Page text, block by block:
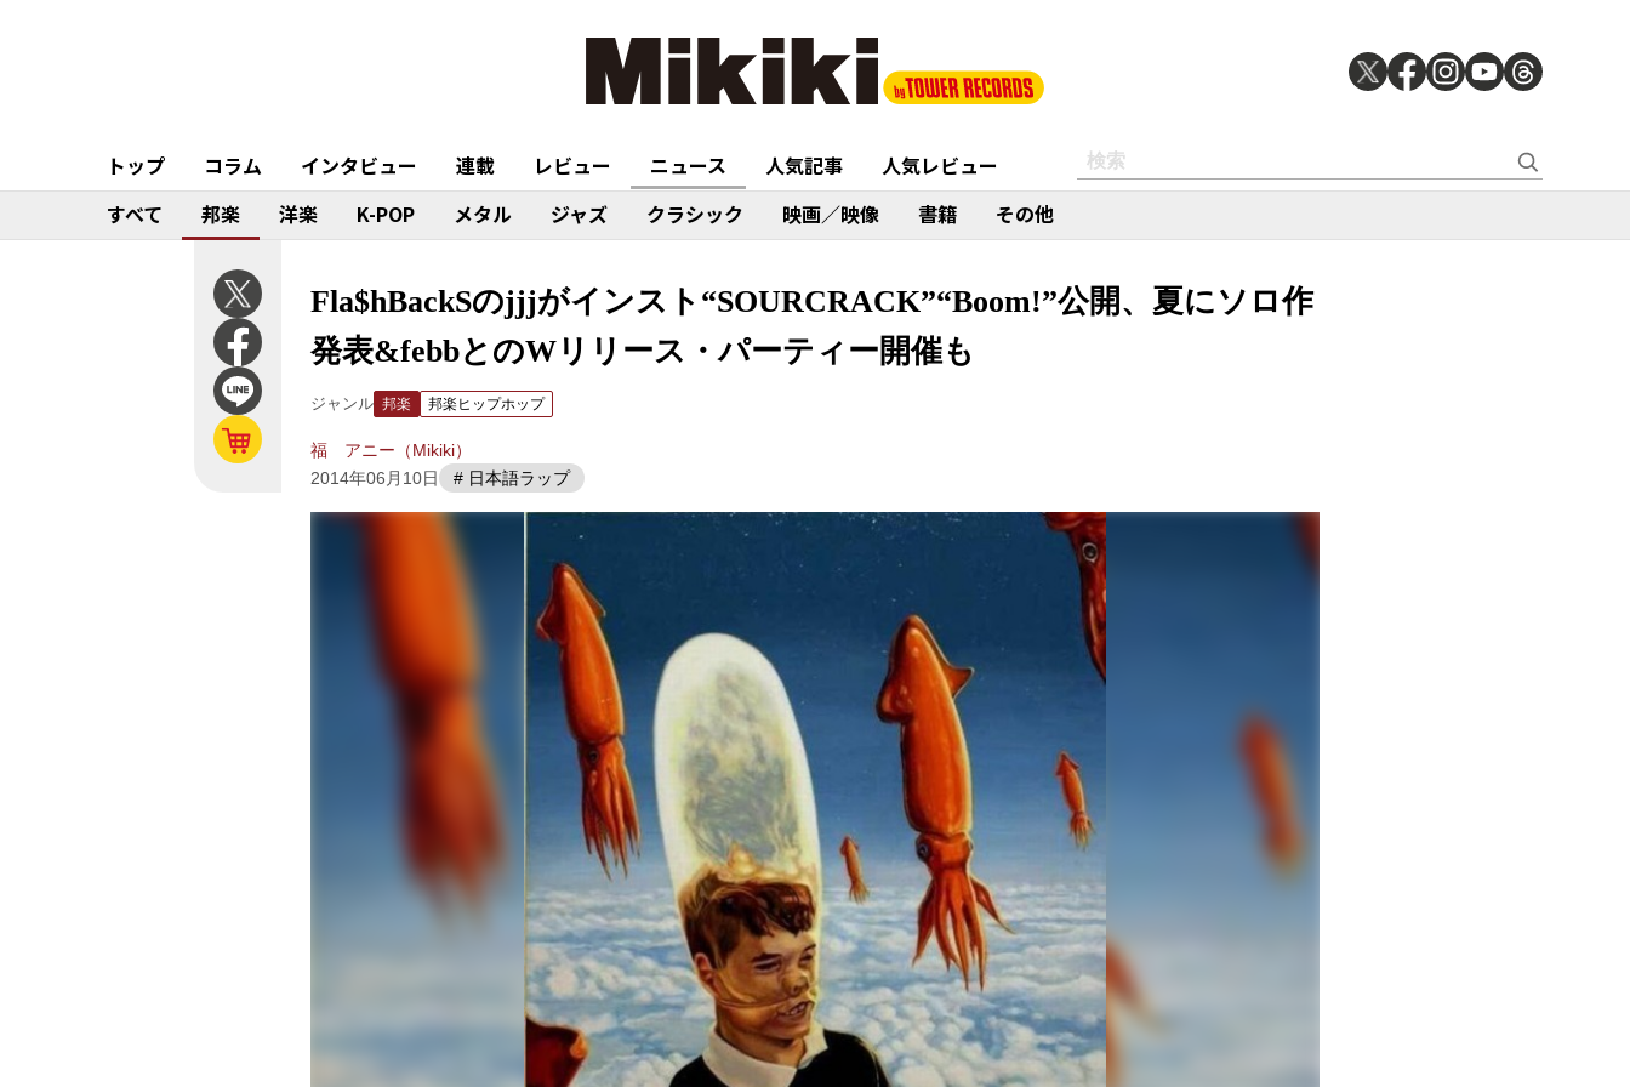
トップ コラム インタビュー 連載 レビュー ニュース 人気記事
人気レビュー
すべて
邦楽 洋楽 K-POP メタル ジャズ クラシック 映画／映像 書籍 その他
Fla$hBackSのjjjがインスト“SOURCRACK”“Boom!”公開、夏にソロ作
発表&febbとのWリリース・パーティー開催も
ジャンル 邦楽 邦楽ヒップホップ
福 アニー（Mikiki）
2014年06月10日
# 日本語ラップ